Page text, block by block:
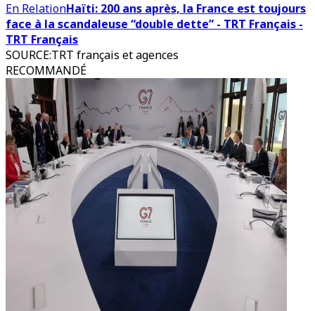
En RelationHaïti: 200 ans après, la France est toujours
face à la scandaleuse “double dette” - TRT Français -
TRT Français
SOURCE:TRT français et agences
RECOMMANDÉ